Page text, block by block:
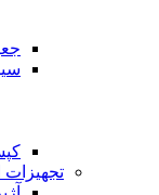
تجهیزات